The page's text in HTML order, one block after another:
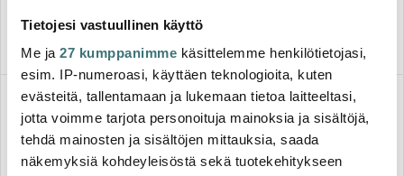
Tietojesi vastuullinen käyttö
Me ja 27 kumppanimme käsittelemme henkilötietojasi,
esim. IP-numeroasi, käyttäen teknologioita, kuten
evästeitä, tallentamaan ja lukemaan tietoa laitteeltasi,
jotta voimme tarjota personoituja mainoksia ja sisältöjä,
tehdä mainosten ja sisältöjen mittauksia, saada
näkemyksiä kohdeyleisöstä sekä tuotekehitykseen
- 40%